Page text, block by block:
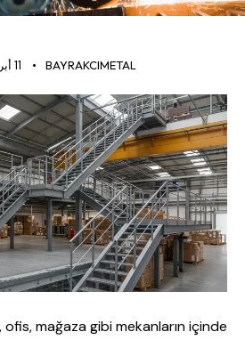
BAYRAKCIMETAL 11 أبريل 2025
mağaza gibi mekanların içinde